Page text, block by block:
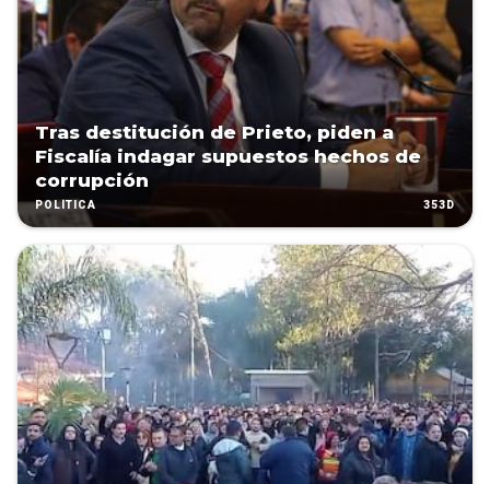
Tras destitución de Prieto, piden a
Fiscalía indagar supuestos hechos de
corrupción
POLÍTICA 353D